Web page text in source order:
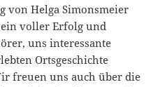
von Helga Simonsmeier
voller Erfolg und
uns interessante
Ortsgeschichte
freuen uns auch über die